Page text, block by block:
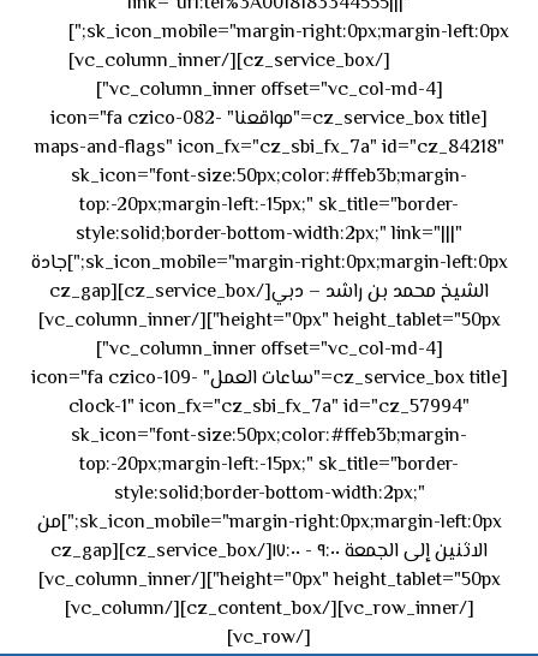
sk_icon_mobile="margin-right:0px;margin-left:0px;"]
[/cz_service_box][/vc_column_inner]
[vc_column_inner offset="vc_col-md-4"]
[cz_service_box title="مواقعنا" icon="fa czico-082-
maps-and-flags" icon_fx="cz_sbi_fx_7a" id="cz_84218"
sk_icon="font-size:50px;color:#ffeb3b;margin-
top:-20px;margin-left:-15px;" sk_title="border-
style:solid;border-bottom-width:2px;" link="|||"
sk_icon_mobile="margin-right:0px;margin-left:0px;"]جادة
الشيخ محمد بن راشد – دبي[/cz_service_box][cz_gap
height="0px" height_tablet="50px"][/vc_column_inner]
[vc_column_inner offset="vc_col-md-4"]
[cz_service_box title="ساعات العمل" icon="fa czico-109-
clock-1" icon_fx="cz_sbi_fx_7a" id="cz_57994"
sk_icon="font-size:50px;color:#ffeb3b;margin-
top:-20px;margin-left:-15px;" sk_title="border-
style:solid;border-bottom-width:2px;"
sk_icon_mobile="margin-right:0px;margin-left:0px;"]من
الاثنين إلى الجمعة ٩:٠٠ - ١٧:٠٠[/cz_service_box][cz_gap
height="0px" height_tablet="50px"][/vc_column_inner]
[/vc_row_inner][/cz_content_box][/vc_column]
[/vc_row]